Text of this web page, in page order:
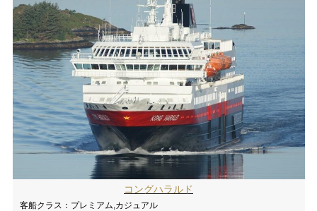
コングハラルド
客船クラス： プレミアム,カジュアル